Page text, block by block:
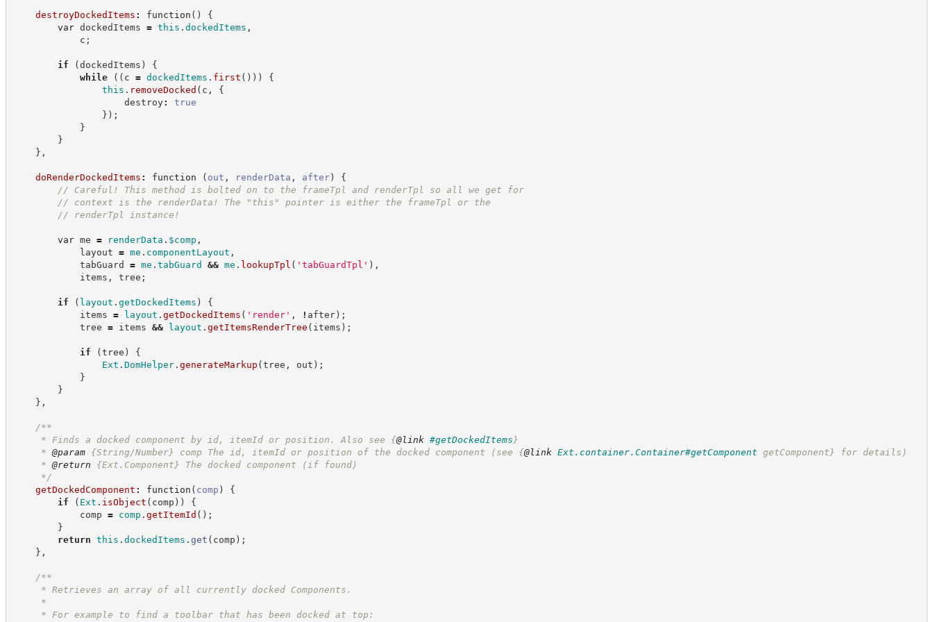
destroyDockedItems : function ( )
{
var dockedItems = this . dockedItems ,
c ;
if (dockedItems )
{
while
( ( c = dockedItems . first ( ) ) )
{
this . removeDocked ( c ,
{
destroy:
true
} ) ;
}
}
} ,
doRenderDockedItems : function ( out , renderData , after)
{
// Careful! This method is bolted on to the frameTpl and renderTpl so all we get for
// context is the renderData! The "this" pointer is either the frameTpl or the
// renderTpl instance!
var me = renderData . $comp ,
layout = me . componentLayout ,
tabGuard = me . tabGuard && me . lookupTpl ( ' tabGuardTpl ' ) ,
items , tree ;
if ( layout . getDockedItems )
{
items = layout . getDockedItems ( ' render' , ! after) ;
tree = items && layout . getItemsRenderTree ( items ) ;
if (tree )
{
Ext . DomHelper. generateMarkup (tree , out ) ;
}
}
} ,
/**
* Finds a docked component by id, itemId or position. Also see {@link #getDockedItems }
* @param {String/Number} comp The id, itemId or position of the docked component (see {@link Ext.container.Container#getComponent getComponent} for details)
* @return {Ext.Component}
The docked component (if found)
*/
getDockedComponent : function ( comp )
{
if
( Ext . isObject ( comp ) )
{
comp = comp . getItemId ( ) ;
}
return this . dockedItems . get ( comp ) ;
} ,
/**
* Retrieves an array of all currently docked Components.
*
* For example to find a toolbar that has been docked at top: